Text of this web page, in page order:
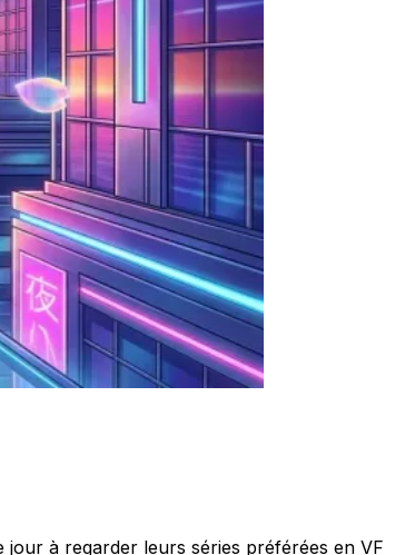
à regarder leurs séries préférées en VF